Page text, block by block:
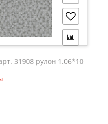
31908 рулон 1.06*10